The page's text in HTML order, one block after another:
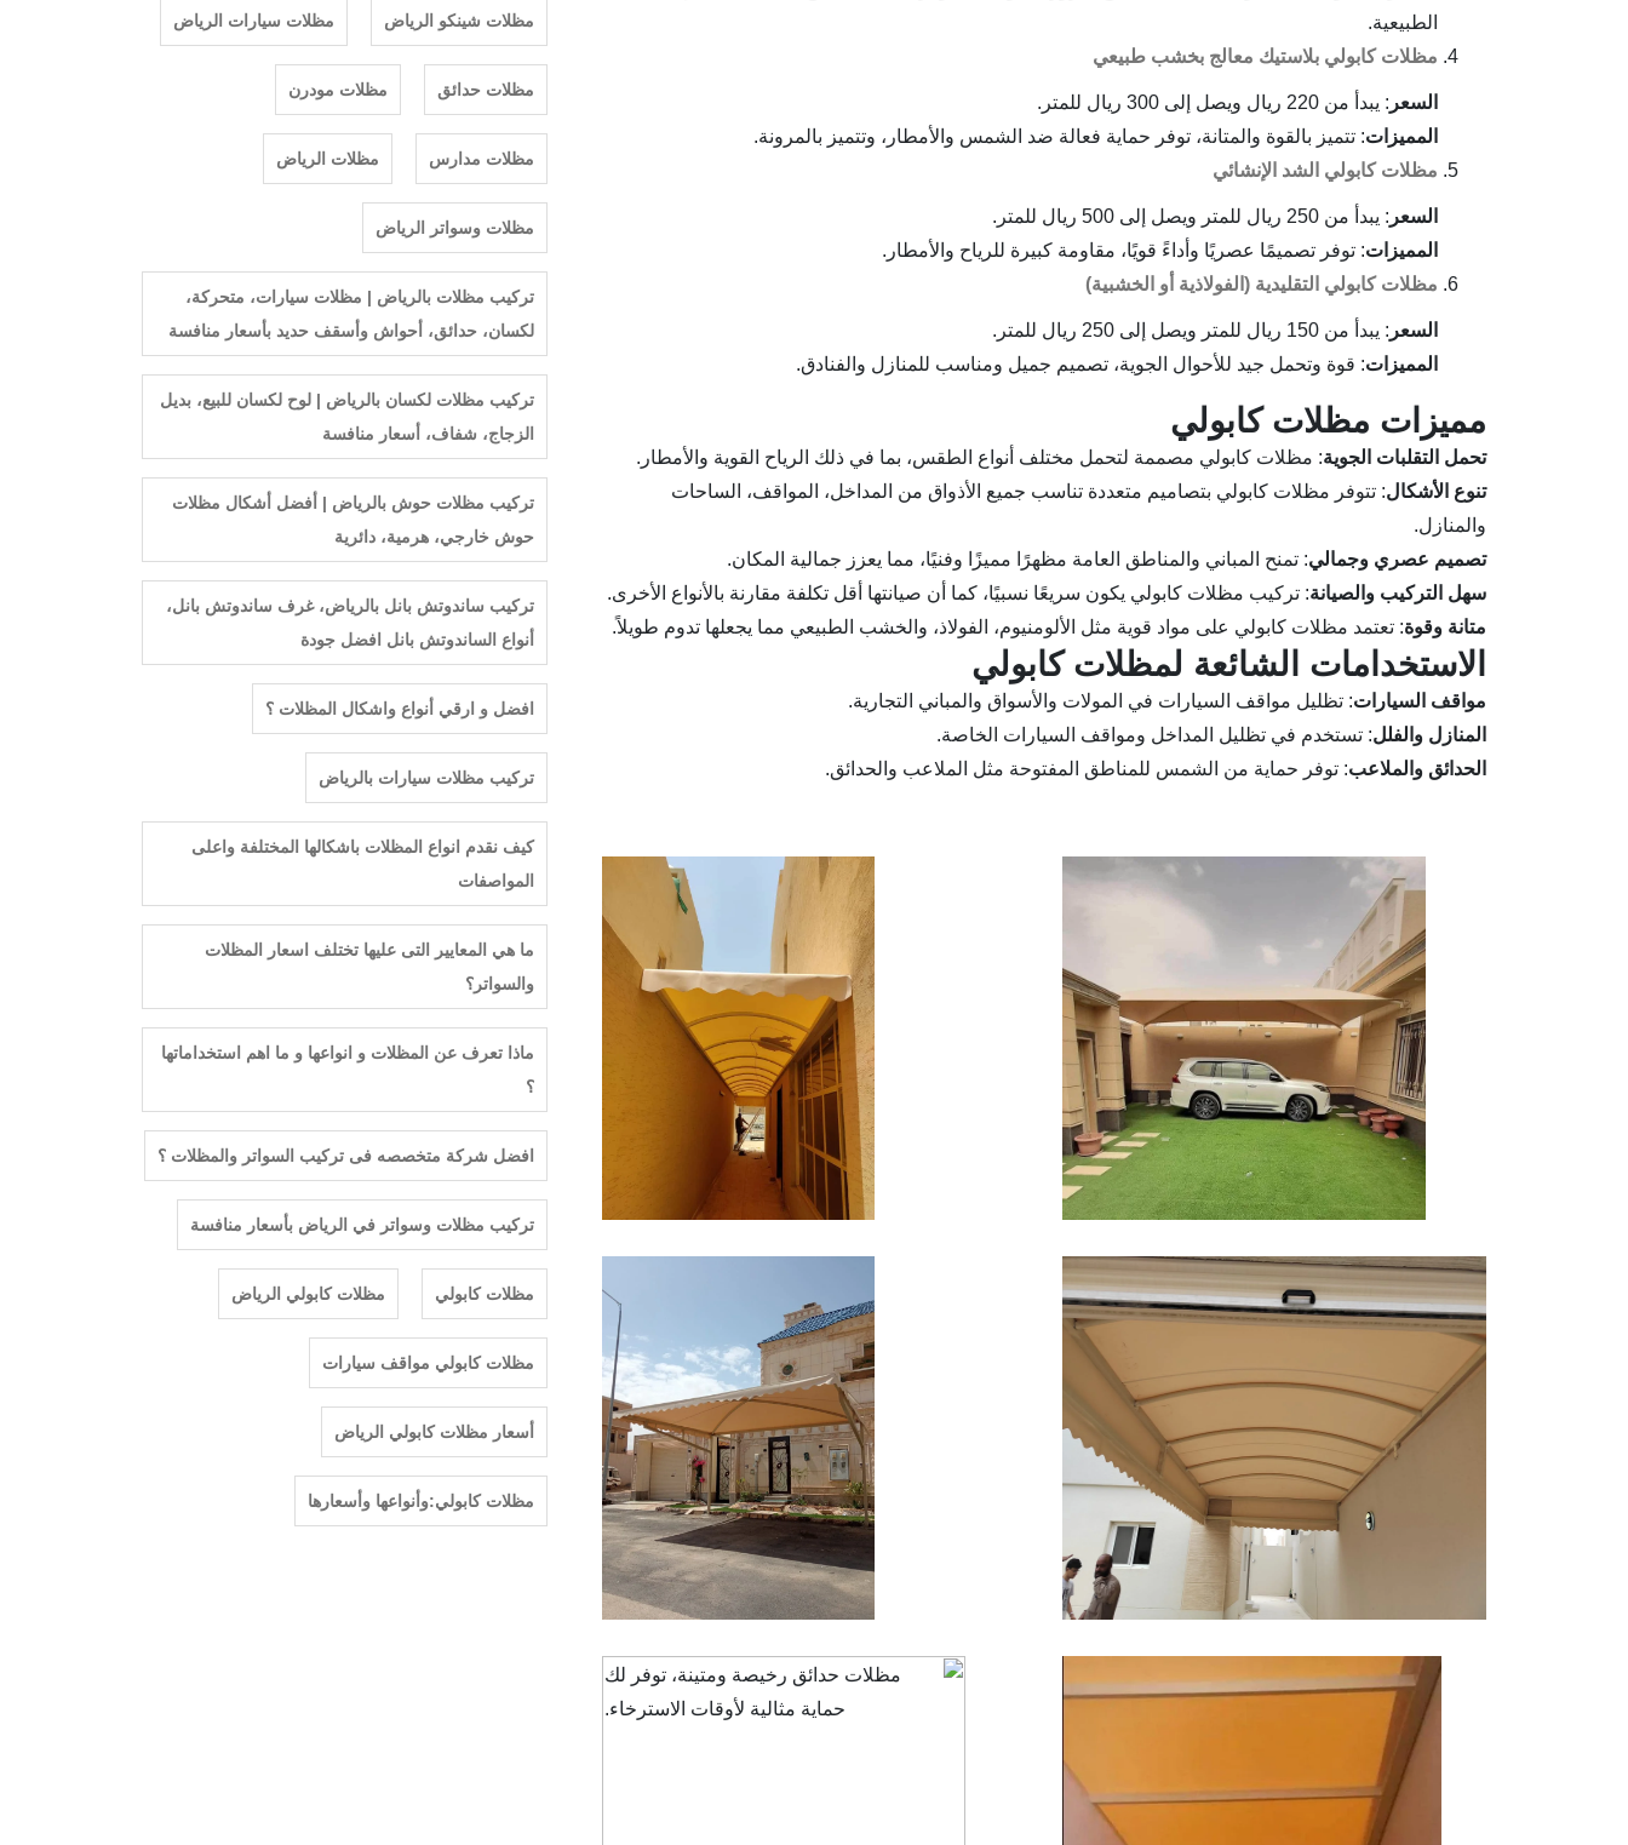
الطبيعية.
مظلات كابولي بلاستيك معالج بخشب طبيعي
السعر : يبدأ من 220 ريال ويصل إلى 300 ريال للمتر.
المميزات: تتميز بالقوة والمتانة، توفر حماية فعالة ضد الشمس والأمطار، وتتميز بالمرونة.
مظلات كابولي الشد الإنشائي
السعر : يبدأ من 250 ريال للمتر ويصل إلى 500 ريال للمتر.
المميزات: توفر تصميمًا عصريًا وأداءً قويًا، مقاومة كبيرة للرياح والأمطار.
مظلات كابولي التقليدية (الفولاذية أو الخشبية)
السعر : يبدأ من 150 ريال للمتر ويصل إلى 250 ريال للمتر.
المميزات: قوة وتحمل جيد للأحوال الجوية، تصميم جميل ومناسب للمنازل والفنادق.
مميزات مظلات كابولي
تحمل التقلبات الجوية: مظلات كابولي مصممة لتحمل مختلف أنواع الطقس، بما في ذلك الرياح القوية والأمطار.
تنوع الأشكال: تتوفر مظلات كابولي بتصاميم متعددة تناسب جميع الأذواق من المداخل، المواقف، الساحات
والمنازل.
تصميم عصري وجمالي: تمنح المباني والمناطق العامة مظهرًا مميزًا وفنيًا، مما يعزز جمالية المكان.
سهل التركيب والصيانة: تركيب مظلات كابولي يكون سريعًا نسبيًا، كما أن صيانتها أقل تكلفة مقارنة بالأنواع الأخرى.
متانة وقوة: تعتمد مظلات كابولي على مواد قوية مثل الألومنيوم، الفولاذ، والخشب الطبيعي مما يجعلها تدوم طويلاً.
الاستخدامات الشائعة لمظلات كابولي
مواقف السيارات: تظليل مواقف السيارات في المولات والأسواق والمباني التجارية.
المنازل والفلل: تستخدم في تظليل المداخل ومواقف السيارات الخاصة.
الحدائق والملاعب: توفر حماية من الشمس للمناطق المفتوحة مثل الملاعب والحدائق.
مظلات شينكو الرياض مظلات سيارات الرياض
مظلات حدائق مظلات مودرن
مظلات مدارس مظلات الرياض
مظلات وسواتر الرياض
تركيب مظلات بالرياض | مظلات سيارات، متحركة،
لكسان، حدائق، أحواش وأسقف حديد بأسعار منافسة
تركيب مظلات لكسان بالرياض | لوح لكسان للبيع، بديل
الزجاج، شفاف، أسعار منافسة
تركيب مظلات حوش بالرياض | أفضل أشكال مظلات
حوش خارجي، هرمية، دائرية
تركيب ساندوتش بانل بالرياض، غرف ساندوتش بانل،
أنواع الساندوتش بانل افضل جودة
افضل و ارقي أنواع واشكال المظلات ؟
ترکیب مظلات سيارات بالرياض
كيف نقدم انواع المظلات باشكالها المختلفة واعلى
المواصفات
ما هي المعايير التى عليها تختلف اسعار المظلات
والسواتر؟
ماذا تعرف عن المظلات و انواعها و ما اهم استخداماتها
؟
افضل شركة متخصصه فى تركيب السواتر والمظلات ؟
تركيب مظلات وسواتر في الرياض بأسعار منافسة
مظلات كابولي مظلات كابولي الرياض
مظلات كابولي مواقف سيارات
أسعار مظلات كابولي الرياض
مظلات كابولي:وأنواعها وأسعارها